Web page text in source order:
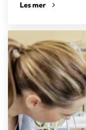
Les mer